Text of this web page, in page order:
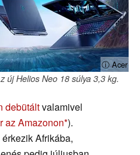
ⓘ Acer
új Helios Neo 18 súlya 3,3 kg.
debütáltvalamivel
az Amazonon ).
Afrikába,